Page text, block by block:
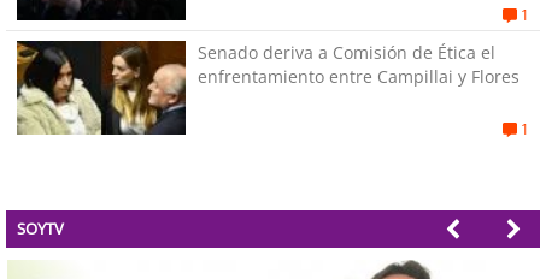
1
Senado deriva a Comisión de Ética el
enfrentamiento entre Campillai y Flores
1
SOYTV